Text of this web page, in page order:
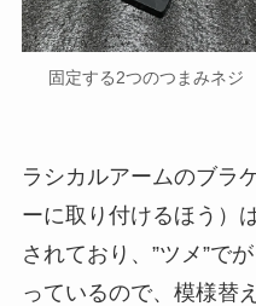
固定する2つのつまみネジ
ラシカルアームのブラ
ーに取り付けるほう）
されており、”ツメ”で
っているので、模様替